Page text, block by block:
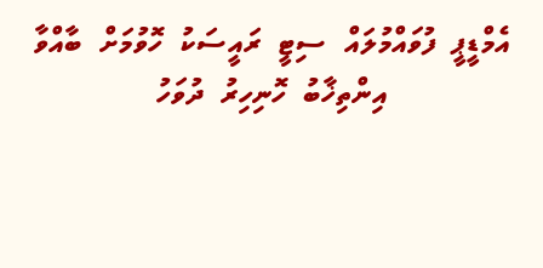
އެމްޑީޕީ ފުވައްމުލައް ސިޓީ ރައީސަކު ހޮވުމަށް ބާއްވާ
އިންތިޚާބު ހޮނިހިރު ދުވަހު